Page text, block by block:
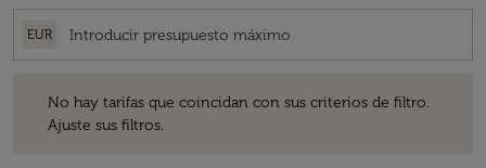
EUR
No hay tarifas que coincidan con sus criterios de filtro.
Ajuste sus filtros.